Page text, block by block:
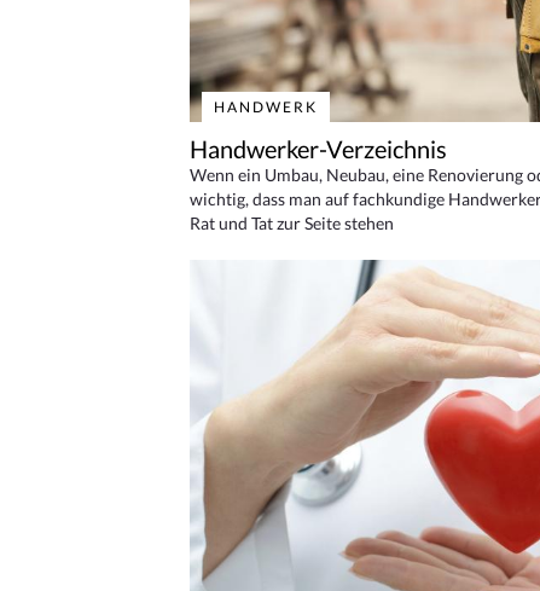
HANDWERK
Handwerker-Verzeichnis
Wenn ein Umbau, Neubau, eine Renovierung
wichtig, dass man auf fachkundige
Rat und Tat zur Seite stehen